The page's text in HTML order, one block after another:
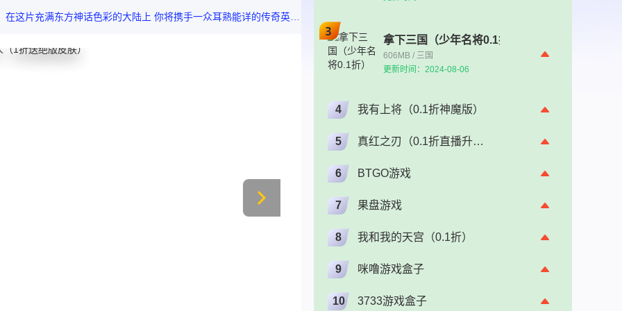
在跌宕剧情中沉浸式领略东方古韵。游戏深度融合策略与操作 多阵容随心搭配 可根据战局灵活组合 在水墨战场施展泼墨般酣畅华丽的连招。探索与奇遇贯穿全程 每一次挑战都将是智慧与勇气的双重试炼。
拿下三国（少年名将0.1折）
606MB / 三国
更新时间：2024-08-06
4 我有上将（0.1折神魔版）
5 真红之刃（0.1折直播升级版）（奇迹）
6 BTGO游戏
7 果盘游戏
8 我和我的天宫（0.1折）
9 咪噜游戏盒子
10 3733游戏盒子